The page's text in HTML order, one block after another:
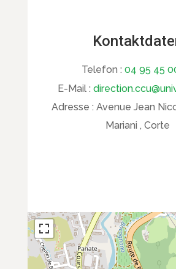
Telefon : 04 95 45
E-Mail :
Adresse : Avenue Jean
Mariani , Corte